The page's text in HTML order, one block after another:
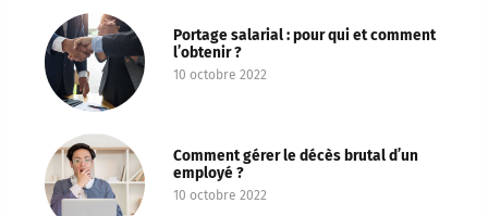
Portage salarial : pour qui et comment
l’obtenir ?
10 octobre 2022
Comment gérer le décès brutal d’un
employé ?
10 octobre 2022